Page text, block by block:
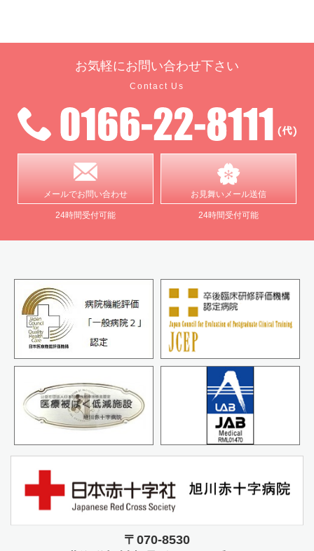
お気軽に お問い合わせ下さい
Contact Us
メールでお問い合わせ
24時間受付可能
お見舞いメール送信
24時間受付可能
〒070-8530